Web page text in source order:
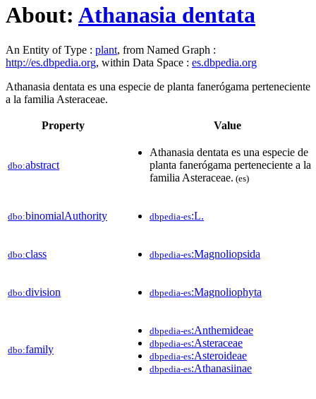
About: Athanasia dentata
An Entity of Type : plant, from Named Graph :
http://es.dbpedia.org, within Data Space : es.dbpedia.org
Athanasia dentata es una especie de planta fanerógama perteneciente
a la familia Asteraceae.​
Property Value
dbo:abstract
Athanasia dentata es una especie de
planta fanerógama perteneciente a la
familia Asteraceae.​ (es)
dbo:binomialAuthority dbpedia-es:L.
dbo:class dbpedia-es:Magnoliopsida
dbo:division dbpedia-es:Magnoliophyta
dbo:family
dbpedia-es:Anthemideae
dbpedia-es:Asteraceae
dbpedia-es:Asteroideae
dbpedia-es:Athanasiinae